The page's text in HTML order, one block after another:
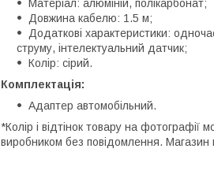
Матеріал: алюміній, полікарбонат;
Довжина кабелю: 1.5 м;
Додаткові характеристики:
струму, інтелектуальний датчик;
Колір: сірий.
Комплектація:
Адаптер автомобільний.
*Колір і відтінок товару на фотографії
виробником без повідомлення. Магазин